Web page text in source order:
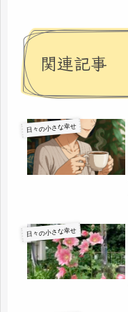
関連記事
日々の小さな幸せ
日々の小さな幸せ